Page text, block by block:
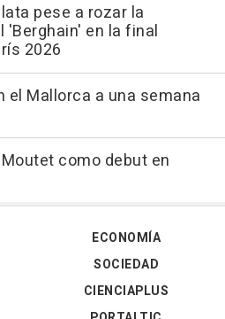
pese a rozar la
en la final
2026
el Mallorca a una semana
como debut en
ECONOMÍA
SOCIEDAD
CIENCIAPLUS